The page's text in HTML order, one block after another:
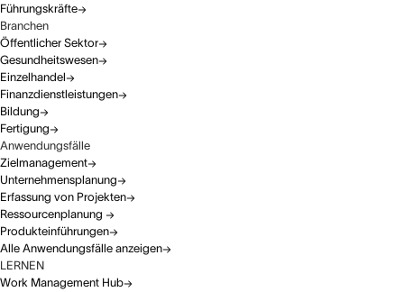
Führungskräfte
Branchen
Öffentlicher Sektor
Gesundheitswesen
Einzelhandel
Finanzdienstleistungen
Bildung
Fertigung
Anwendungsfälle
Zielmanagement
Unternehmensplanung
Erfassung von Projekten
Ressourcenplanung
Produkteinführungen
Alle Anwendungsfälle anzeigen
LERNEN
Work Management Hub